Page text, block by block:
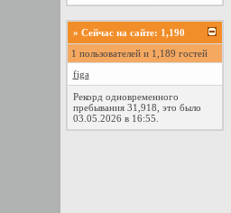
» Сейчас на сайте: 1,190
1 пользователей и 1,189 гостей
figa
Рекорд одновременного
пребывания 31,918, это было
03.05.2026 в 16:55.